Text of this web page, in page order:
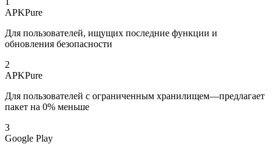
APKPure
Для пользователей, ищущих последние функции и
обновления безопасности
2
APKPure
Для пользователей с ограниченным хранилищем—предлагает
пакет на 0% меньше
3
Google Play